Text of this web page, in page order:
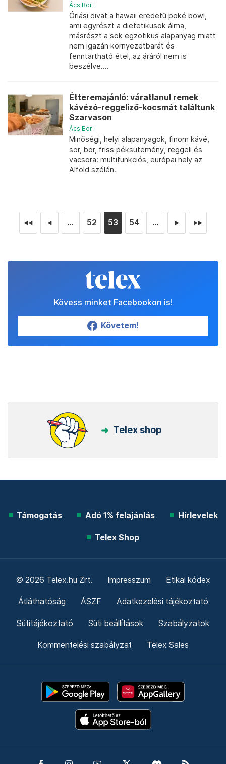
Ács Bori
Óriási divat a hawaii eredetű poké bowl,
ami egyrészt a dietetikusok álma,
másrészt a sok egzotikus alapanyag miatt
nem igazán környezetbarát és
fenntartható étel, az áráról nem is
beszélve....
Étteremajánló: váratlanul remek
kávézó-reggeliző-kocsmát találtunk
Szarvason
Ács Bori
Minőségi, helyi alapanyagok, finom kávé,
sör, bor, friss péksütemény, reggeli és
vacsora: multifunkciós, európai hely az
Alföld szélén.
◄◄ ◄ ... 52 53 54 ... ► ►►
Kövess minket Facebookon is!
Követem!
Telex shop
Támogatás Adó 1% felajánlás Hírlevelek
Telex Shop
© 2026 Telex.hu Zrt. Impresszum Etikai kódex
Átláthatóság ÁSZF Adatkezelési tájékoztató
Sütitájékoztató Süti beállítások Szabályzatok
Kommentelési szabályzat Telex Sales